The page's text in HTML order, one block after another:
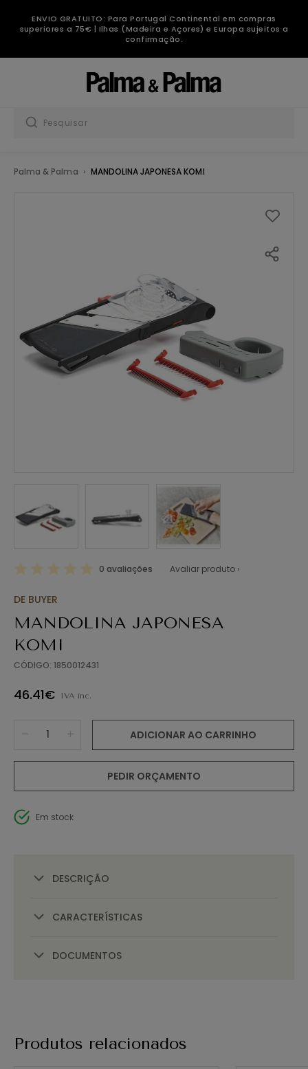
ENVIO GRATUITO: Para Portugal Continental em compras
superiores a 75€ | Ilhas (Madeira e Açores) e Europa sujeitos a
confirmação.
Palma & Palma MANDOLINA JAPONESA KOMI
0 avaliações Avaliar produto ›
DE BUYER
MANDOLINA JAPONESA
KOMI
CÓDIGO: 1850012431
46.41€ IVA inc.
ADICIONAR AO CARRINHO
PEDIR ORÇAMENTO
Em stock
DESCRIÇÃO
CARACTERÍSTICAS
DOCUMENTOS
Produtos relacionados